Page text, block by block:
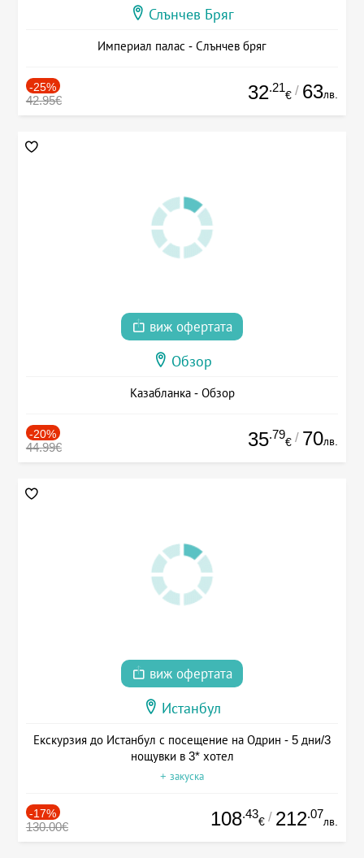
Слънчев Бряг
Империал палас - Слънчев бряг
-25%
42.95€ 32.21
€ / 63лв.
виж офертата
Обзор
Казабланка - Обзор
-20%
44.99€ 35.79
€ / 70лв.
виж офертата
Истанбул
Екскурзия до Истанбул с посещение на Одрин - 5 дни/3
нощувки в 3* хотел
+ закуска
-17%
130.00€ 108.43
€ / 212.07
лв.